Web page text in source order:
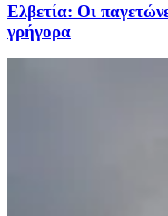
Ελβετία: Οι
γρήγορα